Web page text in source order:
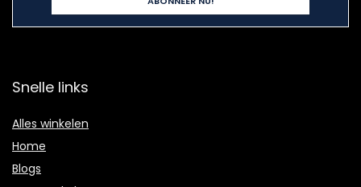
Snelle links
Alles winkelen
Home
Blogs